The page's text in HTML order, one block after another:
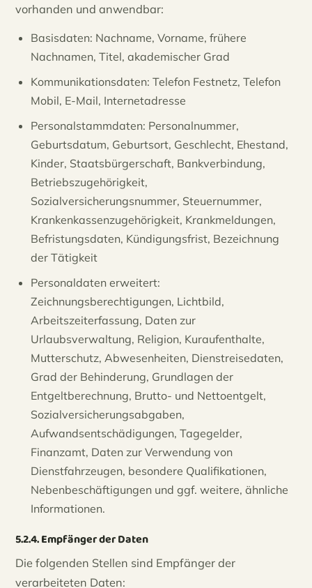
vorhanden und anwendbar:
Basisdaten: Nachname, Vorname, frühere
Nachnamen, Titel, akademischer Grad
Kommunikationsdaten: Telefon Festnetz, Telefon
Mobil, E-Mail, Internetadresse
Personalstammdaten: Personalnummer,
Geburtsdatum, Geburtsort, Geschlecht, Ehestand,
Kinder, Staatsbürgerschaft, Bankverbindung,
Betriebszugehörigkeit,
Sozialversicherungsnummer, Steuernummer,
Krankenkassenzugehörigkeit, Krankmeldungen,
Befristungsdaten, Kündigungsfrist, Bezeichnung
der Tätigkeit
Personaldaten erweitert:
Zeichnungsberechtigungen, Lichtbild,
Arbeitszeiterfassung, Daten zur
Urlaubsverwaltung, Religion, Kuraufenthalte,
Mutterschutz, Abwesenheiten, Dienstreisedaten,
Grad der Behinderung, Grundlagen der
Entgeltberechnung, Brutto- und Nettoentgelt,
Sozialversicherungsabgaben,
Aufwandsentschädigungen, Tagegelder,
Finanzamt, Daten zur Verwendung von
Dienstfahrzeugen, besondere Qualifikationen,
Nebenbeschäftigungen und ggf. weitere, ähnliche
Informationen.
5.2.4. Empfänger der Daten
Die folgenden Stellen sind Empfänger der
verarbeiteten Daten: